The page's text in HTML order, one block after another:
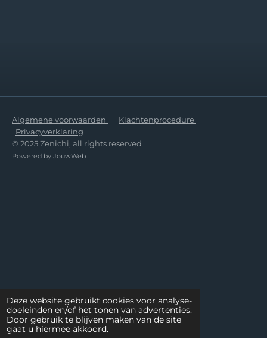
Deze website gebruikt cookies voor analyse-
doeleinden en/of het tonen van advertenties.
Door gebruik te blijven maken van de site
gaat u hiermee akkoord.
Algemene voorwaarden
Klachtenprocedure
Privacyverklaring
© 2025 Zenichi, all rights reserved
Powered by JouwWeb